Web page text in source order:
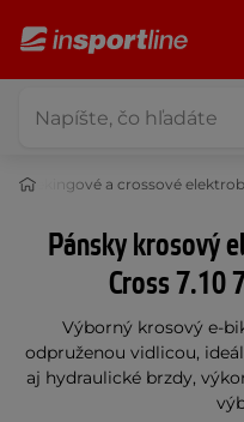
trekingové a crossové
Pánsky krosový
Cross 7.10
Výborný krosový e-
odpruženou vidlicou,
aj hydraulické brzdy,